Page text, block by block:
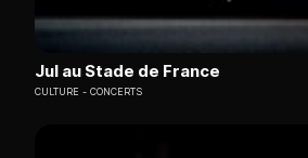
Jul au Stade de France
CULTURE CONCERTS